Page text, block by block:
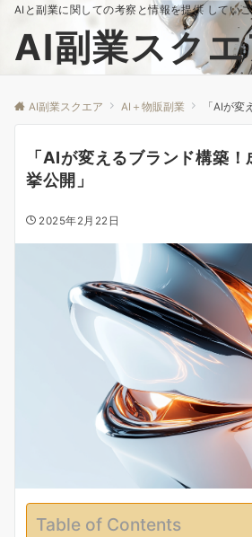
AIと副業に関しての考察と情報を提供 してい
AI副業スク
AI副業スクエア AI＋物販副業 「AIが変え
「AIが変えるブランド構築
挙公開」
2025年2月22日
Table of Contents